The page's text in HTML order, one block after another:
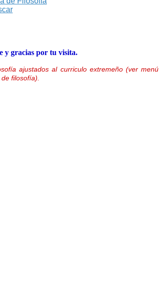
y gracias por tu visita.
ajustados al curriculo extremeño (ver menú
filosofía).